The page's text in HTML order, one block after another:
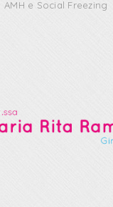
AMH e Social Freezing